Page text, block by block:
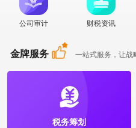
公司审计 财税资讯
金牌服务 一站式服务，让战
税务筹划